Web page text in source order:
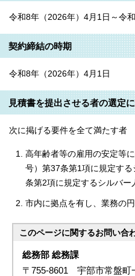
令和8年（2026年）4月1日～令
契約締結の時期
令和8年（2026年）4月1日
見積書を提出させる者の選定
次に掲げる要件を全て満たす者
高年齢者等の雇用の安定等
号）第37条第1項に規定す
条第2項に規定するシルバー
市内に拠点を有し、業務の
このページに関するお問い合
総務部 総務課
〒755-8601 宇部市常盤町